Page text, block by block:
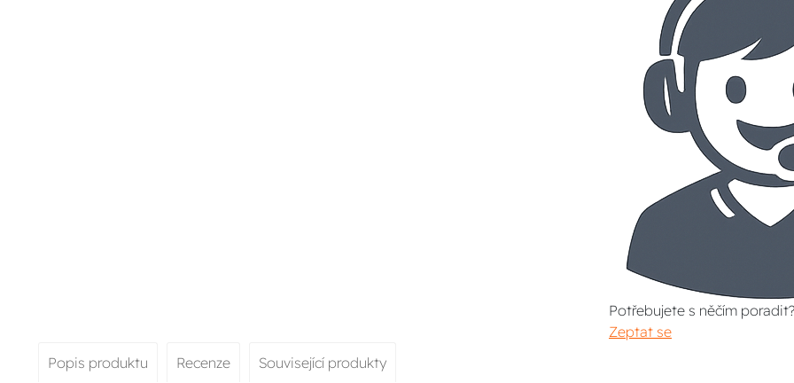
Potřebujete s něčím poradit?
Zeptat se
Popis produktu
Recenze
Související produkty